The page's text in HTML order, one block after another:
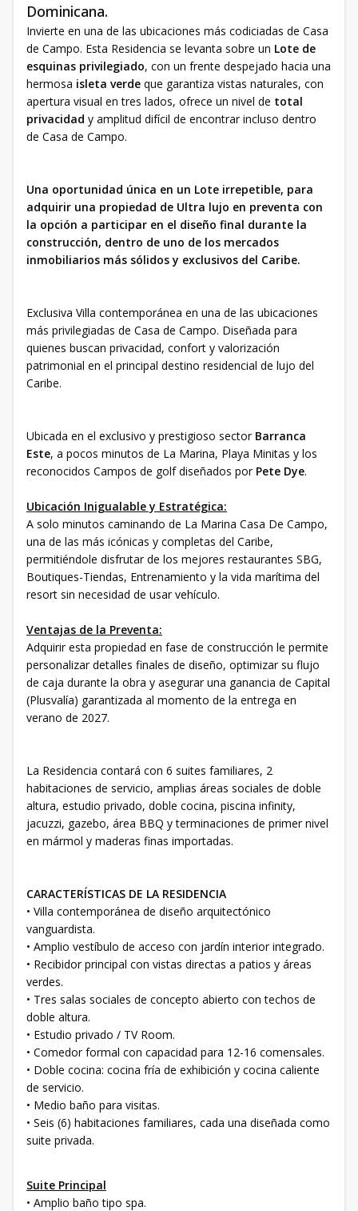
Dominicana.
Invierte en una de las ubicaciones más codiciadas de Casa
de Campo. Esta Residencia se levanta sobre un Lote de
esquinas privilegiado, con un frente despejado hacia una
hermosa isleta verde que garantiza vistas naturales, con
apertura visual en tres lados, ofrece un nivel de total
privacidad y amplitud difícil de encontrar incluso dentro
de Casa de Campo.
Una oportunidad única en un Lote irrepetible, para
adquirir una propiedad de Ultra lujo en preventa con
la opción a participar en el diseño final durante la
construcción, dentro de uno de los mercados
inmobiliarios más sólidos y exclusivos del Caribe.
Exclusiva Villa contemporánea en una de las ubicaciones
más privilegiadas de Casa de Campo. Diseñada para
quienes buscan privacidad, confort y valorización
patrimonial en el principal destino residencial de lujo del
Caribe.
Ubicada en el exclusivo y prestigioso sector Barranca
Este, a pocos minutos de La Marina, Playa Minitas y los
reconocidos Campos de golf diseñados por Pete Dye.
Ubicación Inigualable y Estratégica:
A solo minutos caminando de La Marina Casa De Campo,
una de las más icónicas y completas del Caribe,
permitiéndole disfrutar de los mejores restaurantes SBG,
Boutiques-Tiendas, Entrenamiento y la vida marítima del
resort sin necesidad de usar vehículo.
Ventajas de la Preventa:
Adquirir esta propiedad en fase de construcción le permite
personalizar detalles finales de diseño, optimizar su flujo
de caja durante la obra y asegurar una ganancia de Capital
(Plusvalía) garantizada al momento de la entrega en
verano de 2027.
La Residencia contará con 6 suites familiares, 2
habitaciones de servicio, amplias áreas sociales de doble
altura, estudio privado, doble cocina, piscina infinity,
jacuzzi, gazebo, área BBQ y terminaciones de primer nivel
en mármol y maderas finas importadas.
CARACTERÍSTICAS DE LA RESIDENCIA
• Villa contemporánea de diseño arquitectónico
vanguardista.
• Amplio vestíbulo de acceso con jardín interior integrado.
• Recibidor principal con vistas directas a patios y áreas
verdes.
• Tres salas sociales de concepto abierto con techos de
doble altura.
• Estudio privado / TV Room.
• Comedor formal con capacidad para 12-16 comensales.
• Doble cocina: cocina fría de exhibición y cocina caliente
de servicio.
• Medio baño para visitas.
• Seis (6) habitaciones familiares, cada una diseñada como
suite privada.
Suite Principal
• Amplio baño tipo spa.